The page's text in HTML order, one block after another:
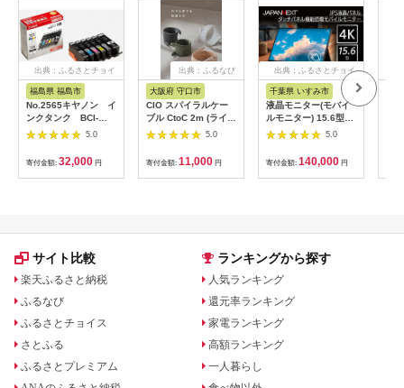
出典：ふるさとチョイ
福島県 福島市
No.2565キヤノン イ
ンクタンク BCI-
351XL＋350XL/6MP
5.0
寄付金額: 32,000 円
出典：ふるなび
大阪府 守口市
CIO スパイラルケー
ブル CtoC 2m (ライト
ブラック)｜Type-C 充
5.0
寄付金額: 11,000 円
出典：ふるさとチョイ
千葉県 いすみ市
液晶モニター(モバイ
ルモニター) 15.6型ワ
イド 4K タッチパネ
ル対応 リファビッシ
ュ品【1466952】
5.0
寄付金額: 140,000 円
サイト比較
楽天ふるさと納税
ふるなび
ふるさとチョイス
さとふる
ふるさとプレミアム
ランキングから探す
人気ランキング
還元率ランキング
家電ランキング
高額ランキング
一人暮らし